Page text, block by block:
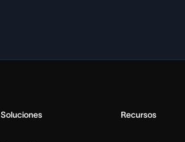
Soluciones Recursos